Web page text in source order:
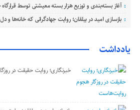
آغاز بسته‌بندی و توزیع هزار بسته معیشتی توسط
بازسازی امید در بیلقان؛ روایت جهادگرانی که خانه‌ها و
یادداشت
خبرنگاری؛ روایت حقیقت در